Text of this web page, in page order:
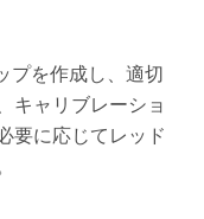
プを作成し、適切
キャリブレーショ
要に応じてレッド